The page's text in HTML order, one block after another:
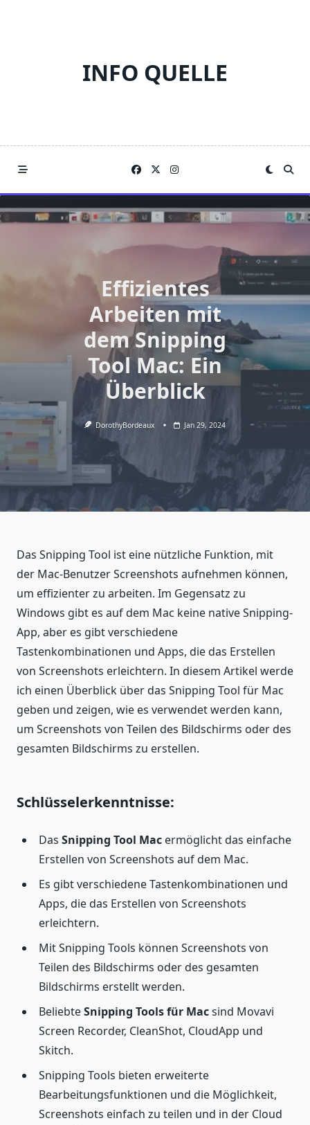
INFO QUELLE
Effizientes
Arbeiten mit
dem Snipping
Tool Mac: Ein
Überblick
DorothyBordeaux Jan 29, 2024
Das Snipping Tool ist eine nützliche Funktion, mit
der Mac-Benutzer Screenshots aufnehmen können,
um effizienter zu arbeiten. Im Gegensatz zu
Windows gibt es auf dem Mac keine native Snipping-
App, aber es gibt verschiedene
Tastenkombinationen und Apps, die das Erstellen
von Screenshots erleichtern. In diesem Artikel werde
ich einen Überblick über das Snipping Tool für Mac
geben und zeigen, wie es verwendet werden kann,
um Screenshots von Teilen des Bildschirms oder des
gesamten Bildschirms zu erstellen.
Schlüsselerkenntnisse:
Das Snipping Tool Mac ermöglicht das einfache
Erstellen von Screenshots auf dem Mac.
Es gibt verschiedene Tastenkombinationen und
Apps, die das Erstellen von Screenshots
erleichtern.
Mit Snipping Tools können Screenshots von
Teilen des Bildschirms oder des gesamten
Bildschirms erstellt werden.
BeliebteSnipping Tools für Macsind Movavi
Screen Recorder, CleanShot, CloudApp und
Skitch.
Snipping Tools bieten erweiterte
Bearbeitungsfunktionen und die Möglichkeit,
Screenshots einfach zu teilen und in der Cloud